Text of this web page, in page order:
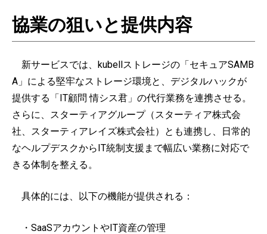
協業の狙いと提供内容
新サービスでは、kubellストレージの「セキュアSAMB
A」による堅牢なストレージ環境と、デジタルハックが
提供する「IT顧問 情シス君」の代行業務を連携させる。
さらに、スターティアグループ（スターティア株式会
社、スターティアレイズ株式会社）とも連携し、日常的
なヘルプデスクからIT統制支援まで幅広い業務に対応で
きる体制を整える。
具体的には、以下の機能が提供される：
・SaaSアカウントやIT資産の管理